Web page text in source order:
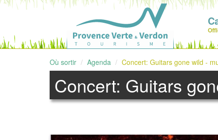
Où sortir Agenda Concert: Guitars gone wild -
Concert: Guitars